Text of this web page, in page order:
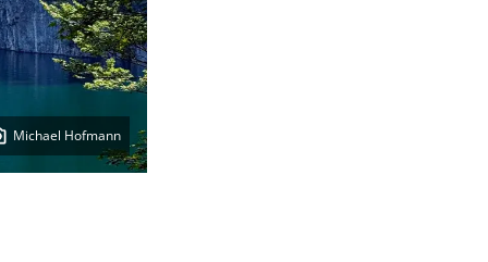
Michael Hofmann